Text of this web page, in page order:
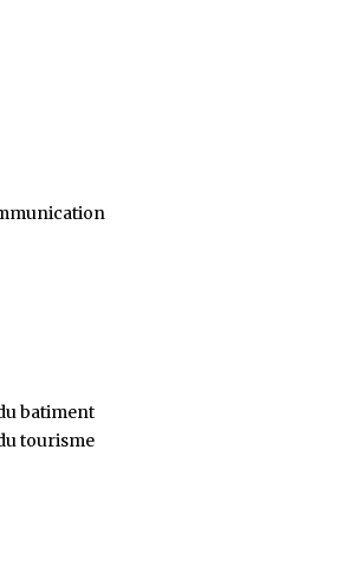
batiment
tourisme